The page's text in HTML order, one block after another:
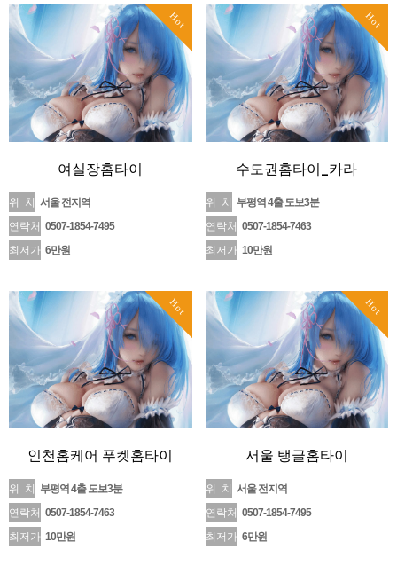
Hot
여실장홈타이
위 치 서울 전지역
연락처 0507-1854-7495
최저가 6만원
Hot
수도권홈타이_카라
위 치 부평역 4출 도보3분
연락처 0507-1854-7463
최저가 10만원
Hot
인천홈케어 푸켓홈타이
위 치
부평역 4출 도보3분
연락처 0507-1854-7463
최저가 10만원
Hot
서울 탱글홈타이
위 치
서울 전지역
연락처 0507-1854-7495
최저가 6만원